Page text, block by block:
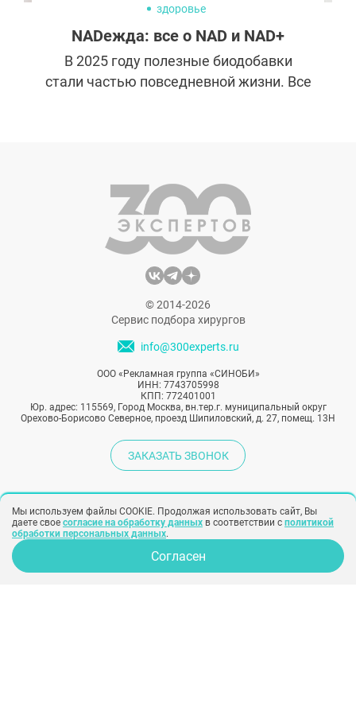
здоровье
NADежда: все о NAD и NAD+
В 2025 году полезные биодобавки
стали частью повседневной жизни. Все
судьбу следующего «Оземпика». Их
рекламируют голливудские звезды, а в
соцсетях идут активные дискуссии на
эту тему. NAD уже называют
источником вечной молодости:
выясняем, насколько это
соответствует правде.
© 2014-2026
Сервис подбора хирургов
info@300experts.ru
ООО «Рекламная группа «СИНОБИ»
ИНН: 7743705998
КПП: 772401001
Юр. адрес: 115569, Город Москва, вн.тер.г. муниципальный округ
Орехово-Борисово Северное, проезд Шипиловский, д. 27, помещ. 13Н
ЗАКАЗАТЬ ЗВОНОК
не заменяет квалифицированную медицинскую помощь.
Обязательно проконсультируйтесь с врачом!
Мы используем файлы COOKIE. Продолжая использовать сайт, Вы
даете свое согласие на обработку данных в соответствии с политикой
обработки персональных данных.
Согласен